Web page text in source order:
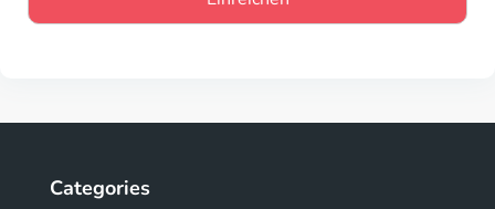
Categories